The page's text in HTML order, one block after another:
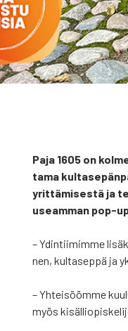
Paja 1605 on
ta­ma
yrit­tä­mi­ses­tä ja
useam­man pop-
– Ydin­tii­mim­me
nen, kul­ta­sep­pä ja
– Yhtei­sööm­me
myös